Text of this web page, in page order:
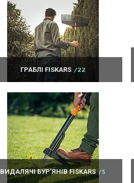
ГРАБЛІ FISKARS 22
ВИДАЛЯЧІ БУР'ЯНІВ FISKARS 5